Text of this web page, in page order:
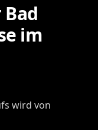
im
wird von